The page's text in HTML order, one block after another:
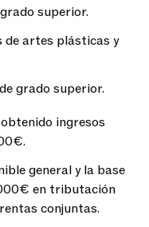
superior.
de artes plásticas y
grado superior.
ingresos
general y la base
en tributación
conjuntas.